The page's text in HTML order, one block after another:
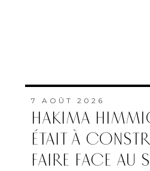
7 AOÛT 2026
HAKIMA
ÉTAIT À
FAIRE FACE AU